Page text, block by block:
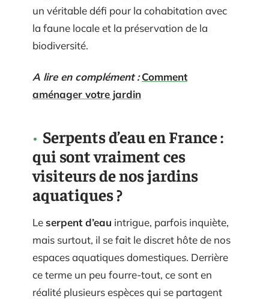
un véritable défi pour la cohabitation avec
la faune locale et la préservation de la
biodiversité.
A lire en complément : Comment
aménager votre jardin
Serpents d’eau en France :
qui sont vraiment ces
visiteurs de nos jardins
aquatiques ?
Leserpent d’eau intrigue, parfois inquiète,
mais surtout, il se fait le discret hôte de nos
espaces aquatiques domestiques. Derrière
ce terme un peu fourre-tout, ce sont en
réalité plusieurs espèces qui se partagent